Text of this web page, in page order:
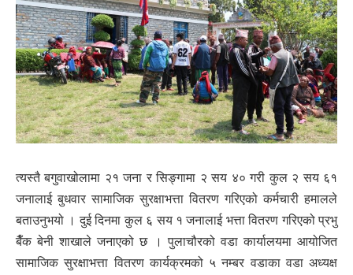
त्यस्तै बगुवाखोलामा २१ जना र सिङ्गामा २ सय ४० गरी कुल २ सय ६१
जनालाई बुधवार सामाजिक सुरक्षाभत्ता वितरण गरिएको कर्मचारी हमालले
बताउनुभयो । दुई दिनमा कुल ६ सय १ जनालाई भत्ता वितरण गरिएको प्रभु
बैँक बेनी शाखाले जनाएको छ । पुलाचौरको वडा कार्यालयमा आयोजित
सामाजिक सुरक्षाभत्ता वितरण कार्यक्रमको ५ नम्बर वडाका वडा अध्यक्ष